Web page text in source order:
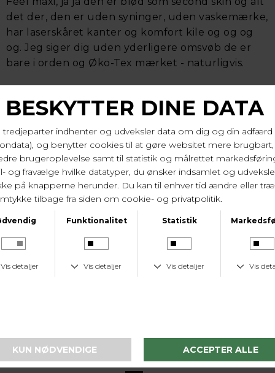
det der, den er uden syninger, uden vaskemærke,
har laserskåret kanter og komfort kile og og og
og. Jeg siger dig uden yderligere omsvøb de er
bare i orden og Øko-Tex mærket - naturligvis.
LEVERINGSTID
Tlf. 24 59 87 63